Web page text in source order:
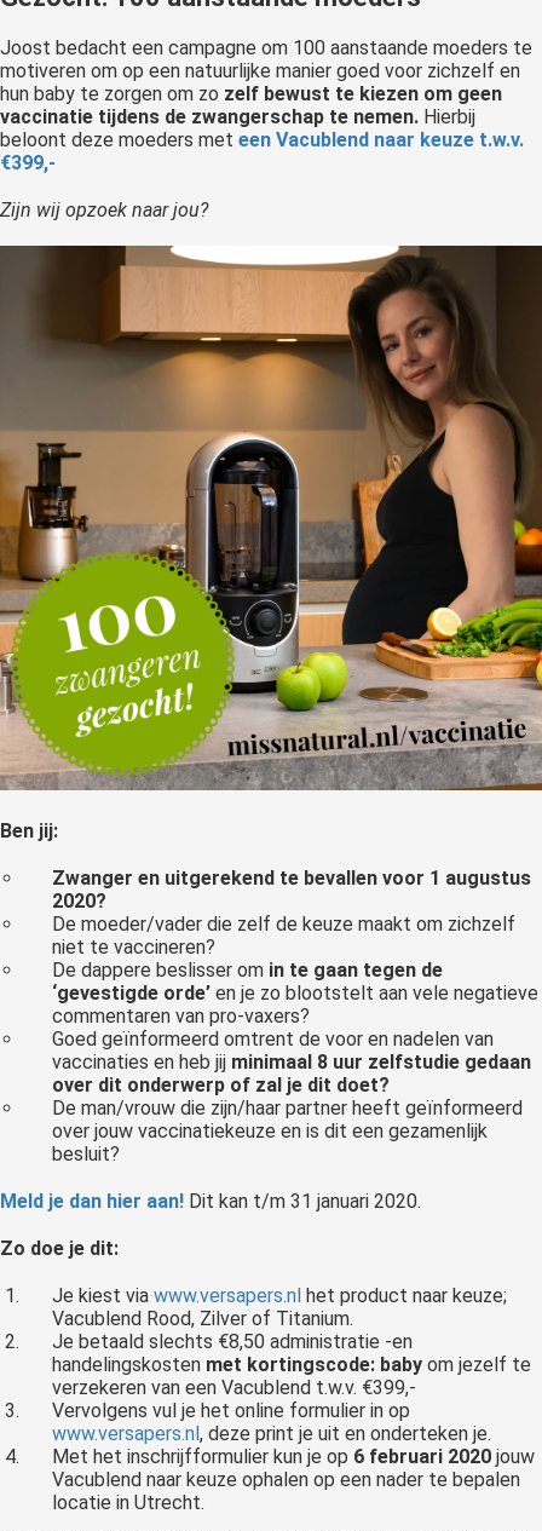
Joost bedacht een campagne om 100 aanstaande moeders te
motiveren om op een natuurlijke manier goed voor zichzelf en
hun baby te zorgen om zo zelf bewust te kiezen om geen
vaccinatie tijdens de zwangerschap te nemen. Hierbij
beloont deze moeders met een Vacublend naar keuze t.w.v.
€399,-
Zijn wij opzoek naar jou?
Ben jij:
Zwanger en uitgerekend te bevallen voor 1 augustus
2020?
De moeder/vader die zelf de keuze maakt om zichzelf
niet te vaccineren?
De dappere beslisser om in te gaan tegen de
‘gevestigde orde’ en je zo blootstelt aan vele negatieve
commentaren van pro-vaxers?
Goed geïnformeerd omtrent de voor en nadelen van
vaccinaties en heb jij minimaal 8 uur zelfstudie gedaan
over dit onderwerp of zal je dit doet?
De man/vrouw die zijn/haar partner heeft geïnformeerd
over jouw vaccinatiekeuze en is dit een gezamenlijk
besluit?
Meld je dan hier aan! Dit kan t/m 31 januari 2020.
Zo doe je dit:
Je kiest viawww.versapers.nl het product naar keuze;
Vacublend Rood, Zilver of Titanium.
Je betaald slechts €8,50 administratie -en
handelingskosten met kortingscode: baby om jezelf te
verzekeren van een Vacublend t.w.v. €399,-
Vervolgens vul je het online formulier in op
www.versapers.nl, deze print je uit en onderteken je.
Met het inschrijfformulier kun je op 6 februari 2020 jouw
Vacublend naar keuze ophalen op een nader te bepalen
locatie in Utrecht.